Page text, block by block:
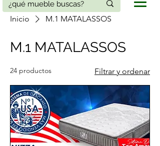
Inicio M.1 MATALASSOS
M.1 MATALASSOS
24 productos Filtrar y ordenar